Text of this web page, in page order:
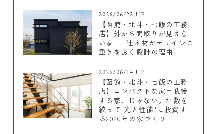
2026/06/22 UP
【函館・北斗・七飯の工務
店】外から間取りが見えな
い家 ― 辻木材がデザインに
重きをおく設計の理由
2026/06/14 UP
【函館・北斗・七飯の工務
店】コンパクトな家＝我慢
する家、じゃない。坪数を
絞って"光と性能"に投資す
る2026年の家づくり